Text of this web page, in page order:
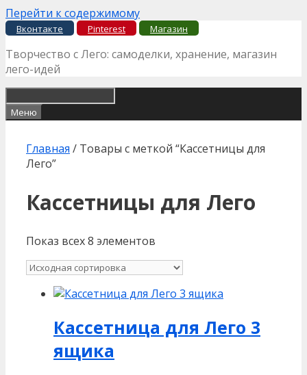
Перейти к содержимому
Вконтакте Pinterest Магазин
Творчество с Лего: самоделки, хранение, магазин
лего-идей
Меню
Главная / Товары с меткой “Кассетницы для
Лего”
Кассетницы для Лего
Показ всех 8 элементов
Кассетница для Лего 3
ящика